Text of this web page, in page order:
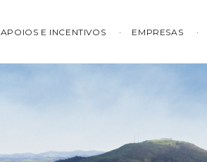
APOIOS E INCENTIVOS EMPRESAS